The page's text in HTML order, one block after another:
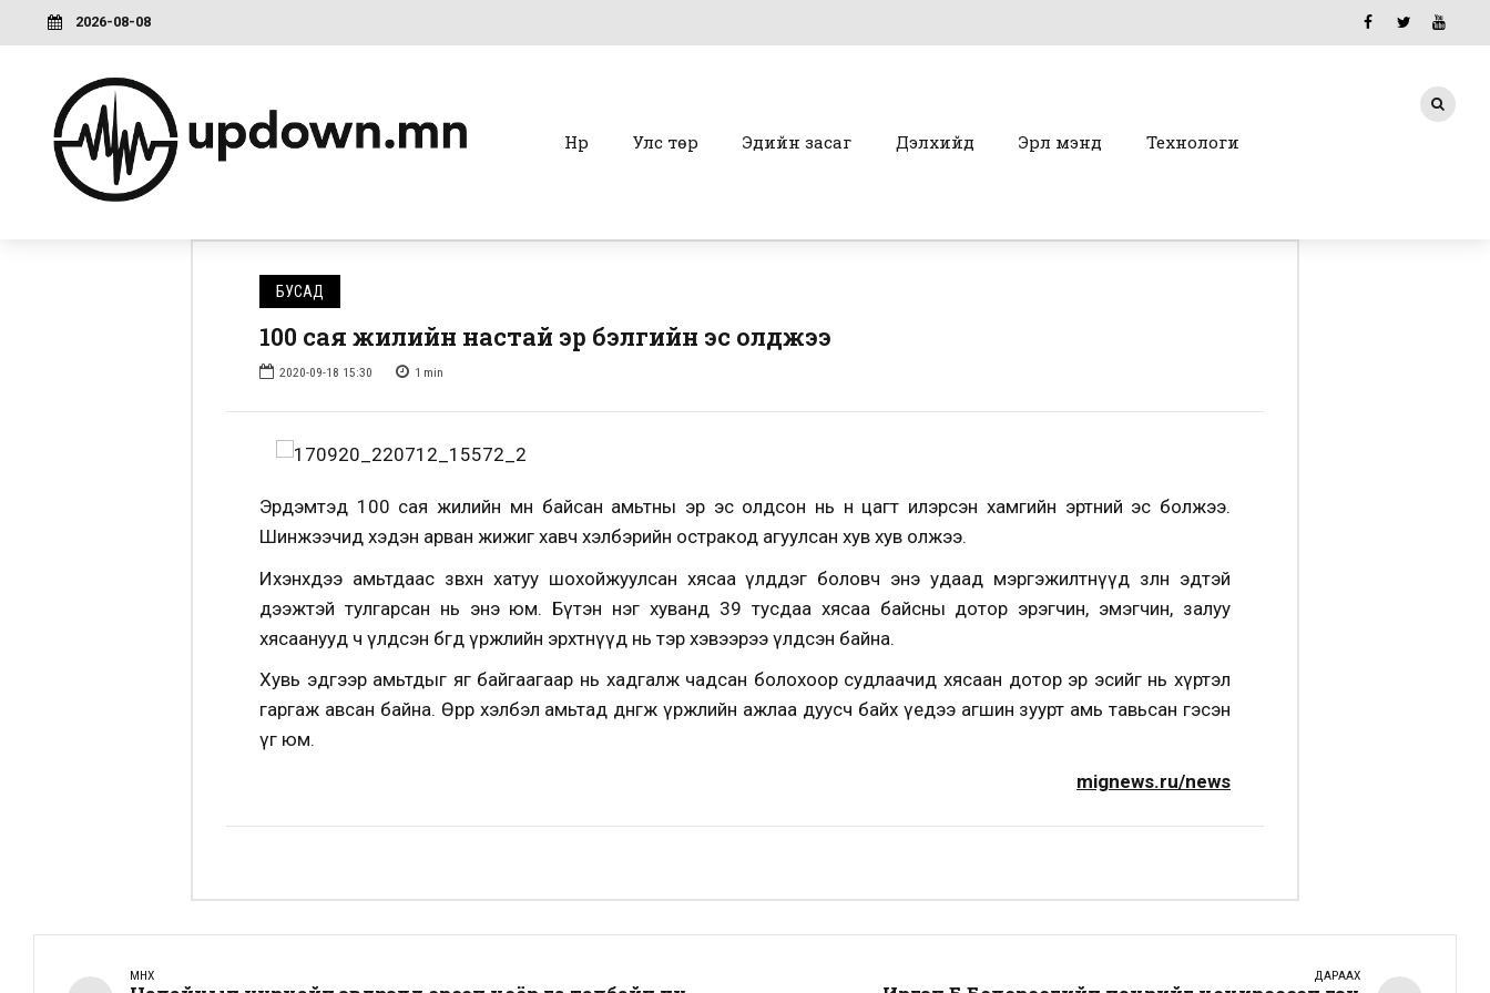
2026-08-08
Нүүр Улс төр Эдийн засаг Дэлхийд Эрүүл мэнд Технологи
БУСАД
100 сая жилийн настай эр бэлгийн эс олджээ
2020-09-18 15:30 1 min
Эрдэмтэд 100 сая жилийн өмнө байсан амьтны эр эс олдсон нь өнөө цагт илэрсэн хамгийн эртний эс болжээ.
Шинжээчид хэдэн арван жижиг хавч хэлбэрийн остракод агуулсан хув хув олжээ.
Ихэнхдээ амьтдаас зөвхөн хатуу шохойжуулсан хясаа үлддэг боловч энэ удаад мэргэжилтнүүд зөөлөн эдтэй
дээжтэй тулгарсан нь энэ юм. Бүтэн нэг хуванд 39 тусдаа хясаа байсны дотор эрэгчин, эмэгчин, залуу
хясаанууд ч үлдсэн бөгөөд үржлийн эрхтнүүд нь тэр хэвээрээ үлдсэн байна.
Хувь эдгээр амьтдыг яг байгаагаар нь хадгалж чадсан болохоор судлаачид хясаан дотор эр эсийг нь хүртэл
гаргаж авсан байна. Өөрөөр хэлбэл амьтад дөнгөж үржлийн ажлаа дуусч байх үедээ агшин зуурт амь тавьсан гэсэн
үг юм.
mignews.ru/news
ӨМНӨХ ДАРААХ